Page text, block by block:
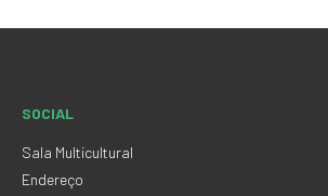
SOCIAL
Sala Multicultural
Endereço